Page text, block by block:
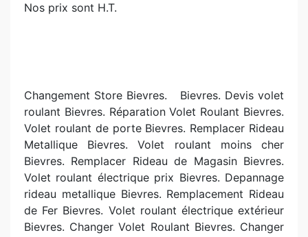
Nos prix sont H.T.
Changement Store Bievres. Bievres. Devis volet
roulant Bievres. Réparation Volet Roulant Bievres.
Volet roulant de porte Bievres. Remplacer Rideau
Metallique Bievres. Volet roulant moins cher
Bievres. Remplacer Rideau de Magasin Bievres.
Volet roulant électrique prix Bievres. Depannage
rideau metallique Bievres. Remplacement Rideau
de Fer Bievres. Volet roulant électrique extérieur
Bievres. Changer Volet Roulant Bievres. Changer